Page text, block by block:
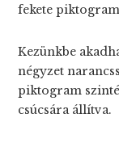
fekete
Kezünkbe
négyzet
piktogram
csúcsára állítva.